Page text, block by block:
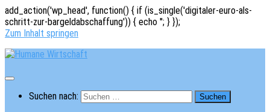
add_action('wp_head', function() { if (is_single('digitaler-euro-als-
schritt-zur-bargeldabschaffung')) { echo ''; } });
Zum Inhalt springen
Suchen nach: